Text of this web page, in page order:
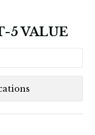
5 VALUE